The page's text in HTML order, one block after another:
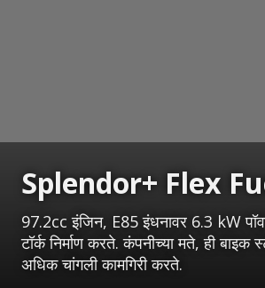
Splendor+ Flex
97.2cc इंजिन, E85 इंधनावर 6.3 kW
टॉर्क निर्माण करते. कंपनीच्या मते, ही बाइक
अधिक चांगली कामगिरी करते.